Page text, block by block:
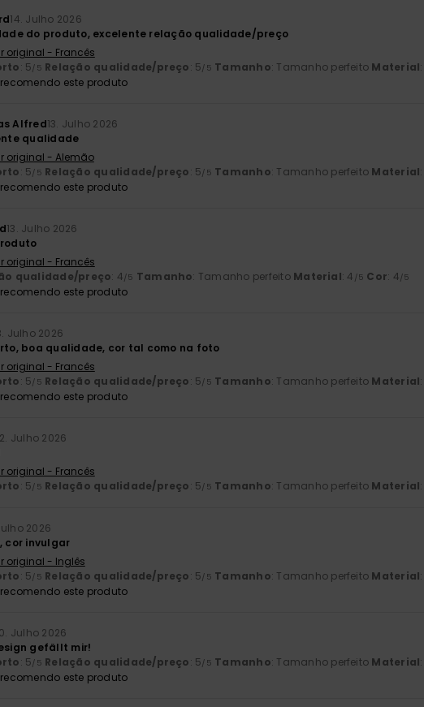
14. Julho 2026
do produto, excelente relação qualidade/preço
original - Francês
: 5/5 Relação qualidade/preço: 5/5 Tamanho: Tamanho perfeito Material
recomendo este produto
Alfred13. Julho 2026
qualidade
original - Alemão
: 5/5 Relação qualidade/preço: 5/5 Tamanho: Tamanho perfeito Material
recomendo este produto
13. Julho 2026
original - Francês
qualidade/preço: 4/5 Tamanho: Tamanho perfeito Material: 4 /5 Cor: 4/5
recomendo este produto
Julho 2026
boa qualidade, cor tal como na foto
original - Francês
: 5/5 Relação qualidade/preço: 5/5 Tamanho: Tamanho perfeito Material
recomendo este produto
Julho 2026
original - Francês
: 5/5 Relação qualidade/preço: 5/5 Tamanho: Tamanho perfeito Material
2026
cor invulgar
original - Inglês
: 5/5 Relação qualidade/preço: 5/5 Tamanho: Tamanho perfeito Material
recomendo este produto
Julho 2026
gefällt mir!
: 5/5 Relação qualidade/preço: 5/5 Tamanho: Tamanho perfeito Material
recomendo este produto